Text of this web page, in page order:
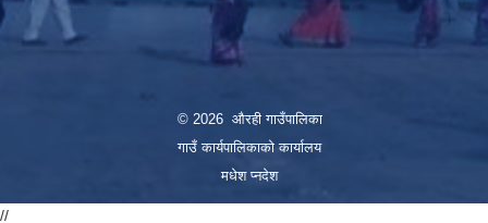
© 2026 औरही गाउँपालिका
गाउँ कार्यपालिकाको कार्यालय
मधेश प्नदेश
//